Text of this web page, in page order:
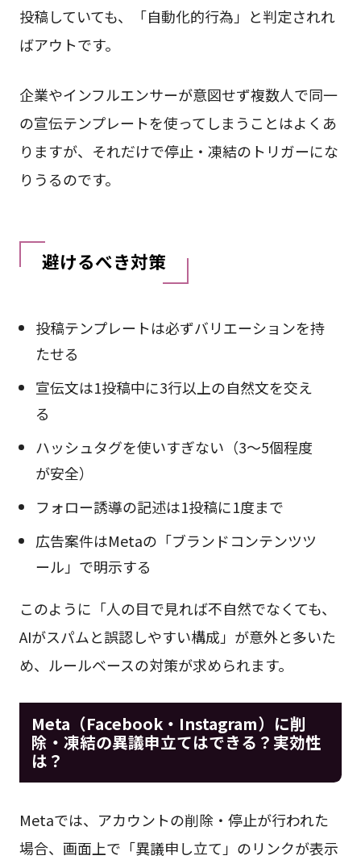
投稿していても、「自動化的行為」と判定されれ
ばアウトです。
企業やインフルエンサーが意図せず複数人で同一
の宣伝テンプレートを使ってしまうことはよくあ
りますが、それだけで停止・凍結のトリガーにな
りうるのです。
避けるべき対策
投稿テンプレートは必ずバリエーションを持
たせる
宣伝文は1投稿中に3行以上の自然文を交え
る
ハッシュタグを使いすぎない（3〜5個程度
が安全）
フォロー誘導の記述は1投稿に1度まで
広告案件はMetaの「ブランドコンテンツツ
ール」で明示する
このように「人の目で見れば不自然でなくても、
AIがスパムと誤認しやすい構成」が意外と多いた
め、ルールベースの対策が求められます。
Meta（Facebook・Instagram）に削
除・凍結の異議申立てはできる？実効性
は？
Metaでは、アカウントの削除・停止が行われた
場合、画面上で「異議申し立て」のリンクが表示